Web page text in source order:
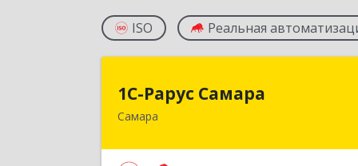
ISO Реальная
1С-Рарус Самара
Самара443058, Самарская обл, Самара